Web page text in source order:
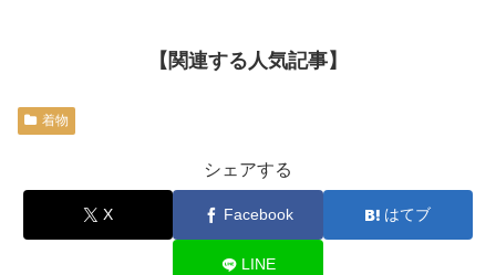
【関連する人気記事】
着物
シェアする
X Facebook はてブ
LINE